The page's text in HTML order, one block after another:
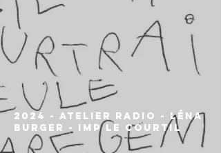
2024 - Atelier Radio - Léna
Burger - IMP Le Courtil